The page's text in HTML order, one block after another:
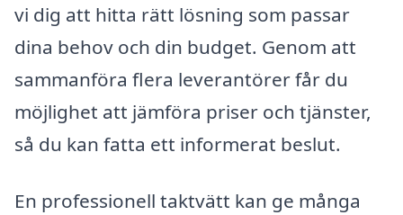
vi dig att hitta rätt lösning som passar
dina behov och din budget. Genom att
sammanföra flera leverantörer får du
möjlighet att jämföra priser och tjänster,
så du kan fatta ett informerat beslut.
En professionell taktvätt kan ge många